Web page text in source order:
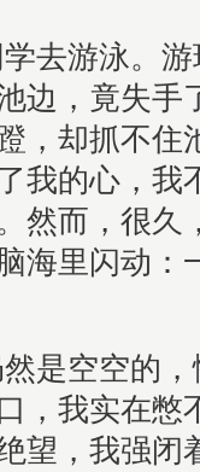
去游泳。
边，竟失手
，却抓不住
我的心，我
然而，很久
海里闪动：
是空空的
，我实在憋
望，我强闭